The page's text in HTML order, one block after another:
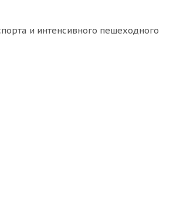
и интенсивного пешеходного